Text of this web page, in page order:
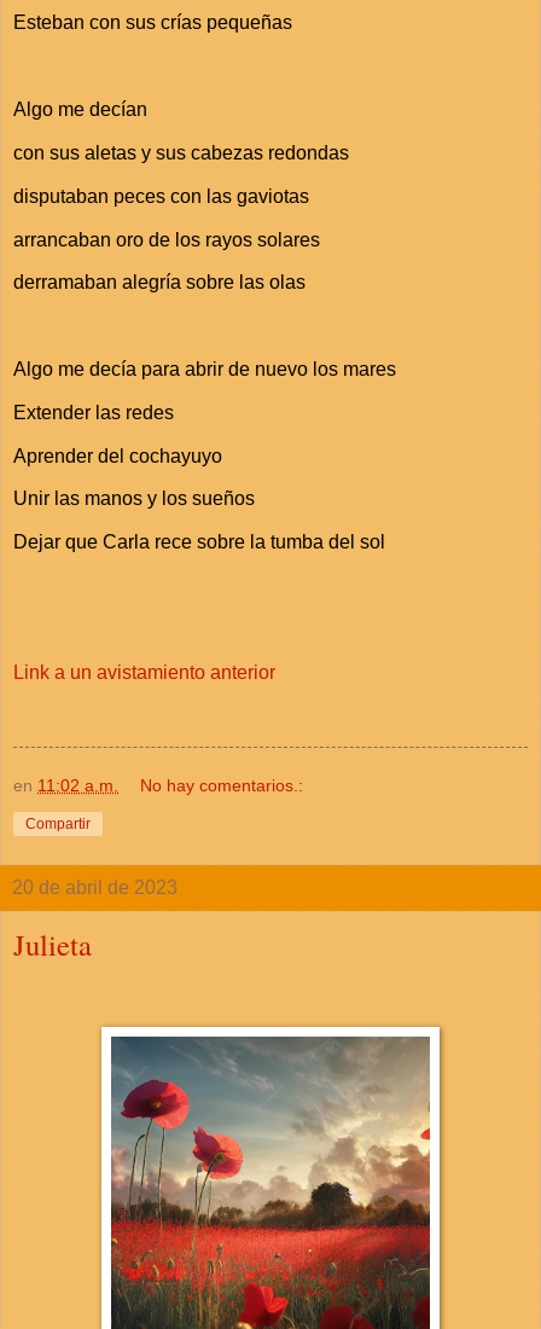
Esteban con sus crías pequeñas
Algo me decían
con sus aletas y sus cabezas redondas
disputaban peces con las gaviotas
arrancaban oro de los rayos solares
derramaban alegría sobre las olas
Algo me decía para abrir de nuevo los mares
Extender las redes
Aprender del cochayuyo
Unir las manos y los sueños
Dejar que Carla rece sobre la tumba del sol
Link a un avistamiento anterior
en 11:02 a.m. No hay comentarios.:
Compartir
20 de abril de 2023
Julieta